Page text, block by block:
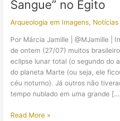
Sangue” no Egito
Arqueologia em Imagens, Notícias
Por Márcia Jamille | @MJamille |
de ontem (27/07) muitos
eclipse lunar total (o segundo do
do planeta Marte (ou seja, ele
céu noturno). Já outros não
tempo nublado em uma grande
Como
Read More »